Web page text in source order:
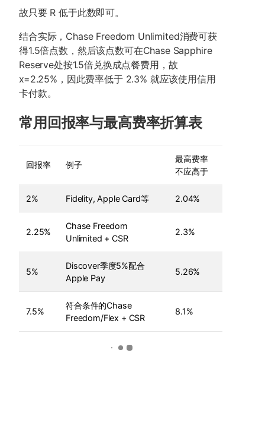
故只要 R 低于此数即可。
结合实际，Chase Freedom Unlimited消费可获
得1.5倍点数，然后该点数可在Chase Sapphire
Reserve处按1.5倍兑换成点餐费用，故
x=2.25%，因此费率低于 2.3% 就应该使用信用
卡付款。
常用回报率与最高费率折算表
回报率 例子
最高费率
不应高于
2% Fidelity, Apple Card等 2.04%
2.25%
Chase Freedom
Unlimited + CSR
2.3%
5%
Discover季度5%配合
Apple Pay
5.26%
7.5%
符合条件的Chase
Freedom/Flex + CSR
8.1%